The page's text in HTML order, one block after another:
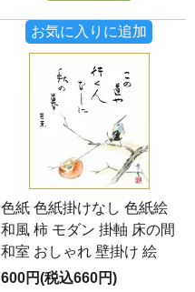
お気に入りに追加
色紙 色紙掛けなし 色紙絵
和風 柿 モダン 掛軸 床の間
和室 おしゃれ 壁掛け 絵
600円(税込660円)